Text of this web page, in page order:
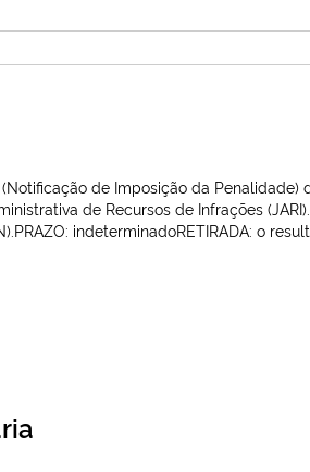
de Imposição da Penalidade)
de Recursos de Infrações
indeterminadoRETIRADA: o